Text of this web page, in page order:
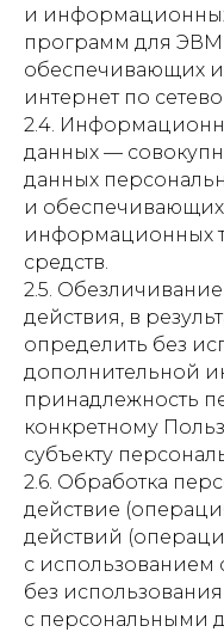
и
программ для ЭВМ
обеспечивающих
интернет по
2.4.
данных —
данных
и обеспечивающих
информационных
средств.
2.5.
действия, в
определить без
дополнительной
принадлежность
конкретному
субъекту
2.6. Обработка
действие
действий
с использованием
без использования
с персональными